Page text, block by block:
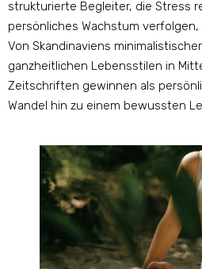
strukturierte Begleiter, die Stress
persönliches Wachstum
Von Skandinaviens
ganzheitlichen Lebensstilen in
Zeitschriften gewinnen als
Wandel hin zu einem bewussten